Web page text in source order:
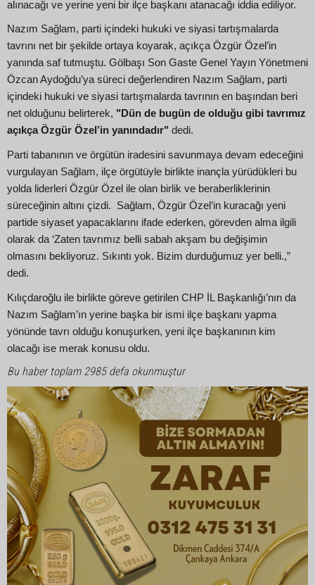
alınacağı ve yerine yeni bir ilçe başkanı atanacağı iddia ediliyor.
Nazım Sağlam, parti içindeki hukuki ve siyasi tartışmalarda
tavrını net bir şekilde ortaya koyarak, açıkça Özgür Özel’in
yanında saf tutmuştu. Gölbaşı Son Gaste Genel Yayın Yönetmeni
Özcan Aydoğdu’ya süreci değerlendiren Nazım Sağlam, parti
içindeki hukuki ve siyasi tartışmalarda tavrının en başından beri
net olduğunu belirterek, "Dün de bugün de olduğu gibi tavrımız
açıkça Özgür Özel’in yanındadır" dedi.
Parti tabanının ve örgütün iradesini savunmaya devam edeceğini
vurgulayan Sağlam, ilçe örgütüyle birlikte inançla yürüdükleri bu
yolda liderleri Özgür Özel ile olan birlik ve beraberliklerinin
süreceğinin altını çizdi. Sağlam, Özgür Özel’in kuracağı yeni
partide siyaset yapacaklarını ifade ederken, görevden alma ilgili
olarak da ‘Zaten tavrımız belli sabah akşam bu değişimin
olmasını bekliyoruz. Sıkıntı yok. Bizim durduğumuz yer belli.,”
dedi.
Kılıçdaroğlu ile birlikte göreve getirilen CHP İL Başkanlığı’nın da
Nazım Sağlam’ın yerine başka bir ismi ilçe başkanı yapma
yönünde tavrı olduğu konuşurken, yeni ilçe başkanının kim
olacağı ise merak konusu oldu.
Bu haber toplam 2985 defa okunmuştur